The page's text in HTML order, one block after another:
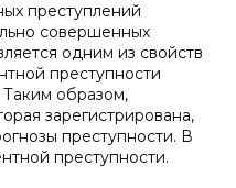
преступлений
совершенных
одним из свойств
преступности
Таким образом,
зарегистрирована,
преступности. В
преступности.